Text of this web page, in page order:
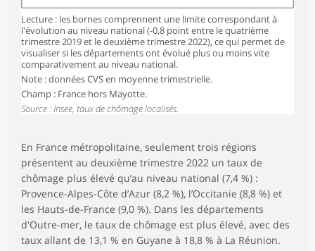
Lecture : les bornes comprennent une limite correspondant à
l'évolution au niveau national (-0,8 point entre le quatrième
trimestre 2019 et le deuxième trimestre 2022), ce qui permet de
visualiser si les départements ont évolué plus ou moins vite
comparativement au niveau national.
Note : données CVS en moyenne trimestrielle.
Champ : France hors Mayotte.
Source : Insee, taux de chômage localisés.
En France métropolitaine, seulement trois régions
présentent au deuxième trimestre 2022 un taux de
chômage plus élevé qu’au niveau national (7,4 %) :
Provence-Alpes-Côte d’Azur (8,2 %), l’Occitanie (8,8 %) et
les Hauts-de-France (9,0 %). Dans les départements
d'Outre-mer, le taux de chômage est plus élevé, avec des
taux allant de 13,1 % en Guyane à 18,8 % à La Réunion.